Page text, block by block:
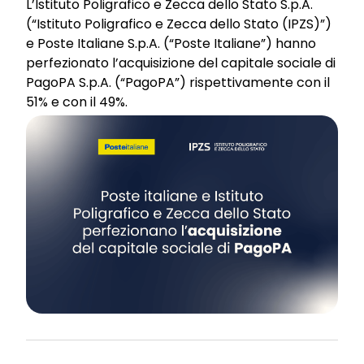
L’Istituto Poligrafico e Zecca dello Stato S.p.A.
(“Istituto Poligrafico e Zecca dello Stato (IPZS)”)
e Poste Italiane S.p.A. (“Poste Italiane”) hanno
perfezionato l’acquisizione del capitale sociale di
PagoPA S.p.A. (“PagoPA”) rispettivamente con il
51% e con il 49%.